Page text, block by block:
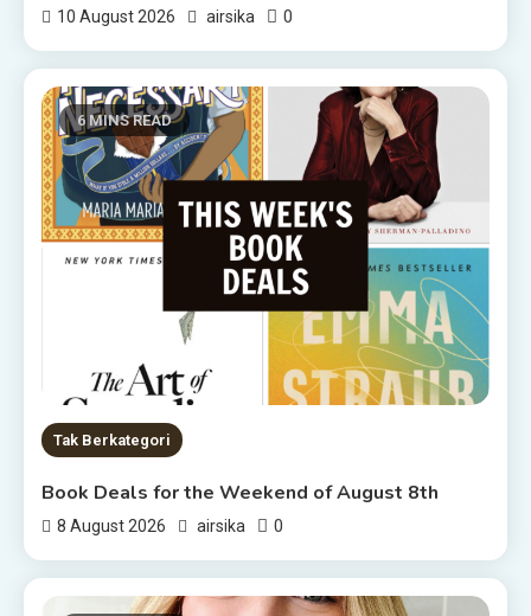
10 August 2026 airsika 0
6 MINS READ
Tak Berkategori
Book Deals for the Weekend of August 8th
8 August 2026 airsika 0